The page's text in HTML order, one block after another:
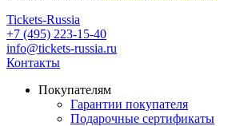
Tickets-Russia
+7 (495) 223-15-40
info@tickets-russia.ru
Контакты
Покупателям
Гарантии покупателя
Подарочные сертификаты